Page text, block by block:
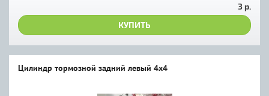
3 р.
КУПИТЬ
Цилиндр тормозной задний левый 4x4